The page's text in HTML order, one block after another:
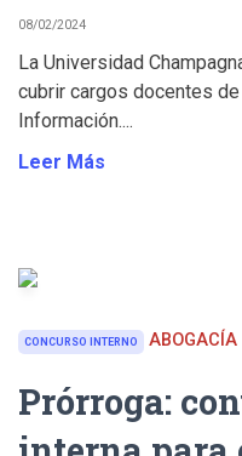
08/02/2024
La Universidad
cubrir cargos docentes
Información....
Leer Más
CONCURSO INTERNO ABOGACÍA
Prórroga: